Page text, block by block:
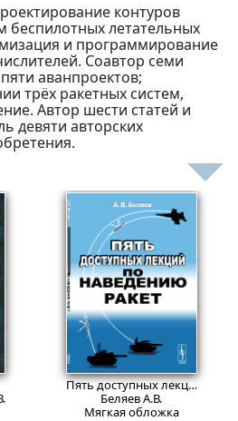
контуров
беспилотных летательных
и программирование
Соавтор семи
аванпроектов;
трёх ракетных систем,
Автор шести статей и
девяти авторских
599
Пять доступных лекций по наведению ракет.
Беляев А.В.
Мягкая обложка